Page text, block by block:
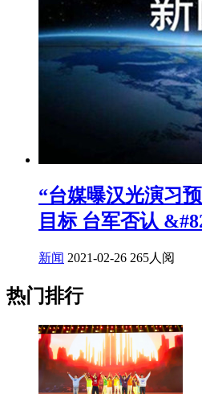
“台媒曝汉光演习
目标 台军否认
新闻 2021-02-26 265人阅
热门排行